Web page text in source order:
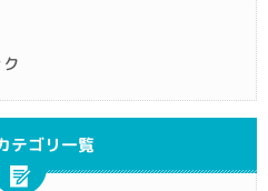
テゴリ一覧